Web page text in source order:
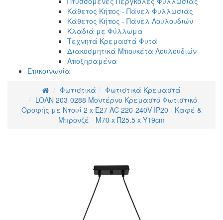
Κάθετος Κήπος - Πάνελ Φυλλωσιάς
Κάθετος Κήπος - Πάνελ Λουλουδιών
Κλαδιά με Φύλλωμα
Τεχνητά Κρεμαστά Φυτά
Διακοσμητικά Μπουκέτα Λουλουδιών
Αποξηραμένα
Επικοινωνία
Φωτιστικά
Φωτιστικά Κρεμαστά
LOAN 203-0288 Μοντέρνο Κρεμαστό Φωτιστικό
Οροφής με Ντουί 2 x E27 AC 220-240V IP20 - Καφέ &
Μπρονζέ - Μ70 x Π25.5 x Υ19cm